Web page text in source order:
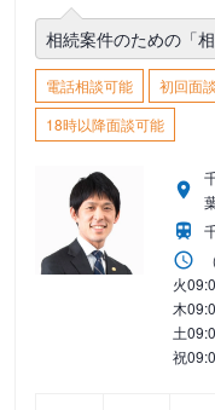
相続案件のための「
電話相談可能 初回面
18時以降面談可能
火
木
土
祝